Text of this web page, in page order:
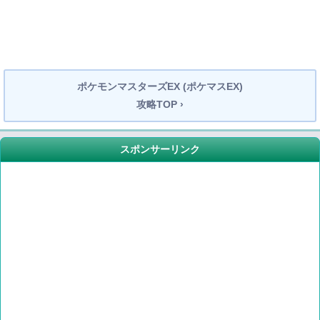
ポケモンマスターズEX (ポケマスEX)
攻略TOP ›
スポンサーリンク